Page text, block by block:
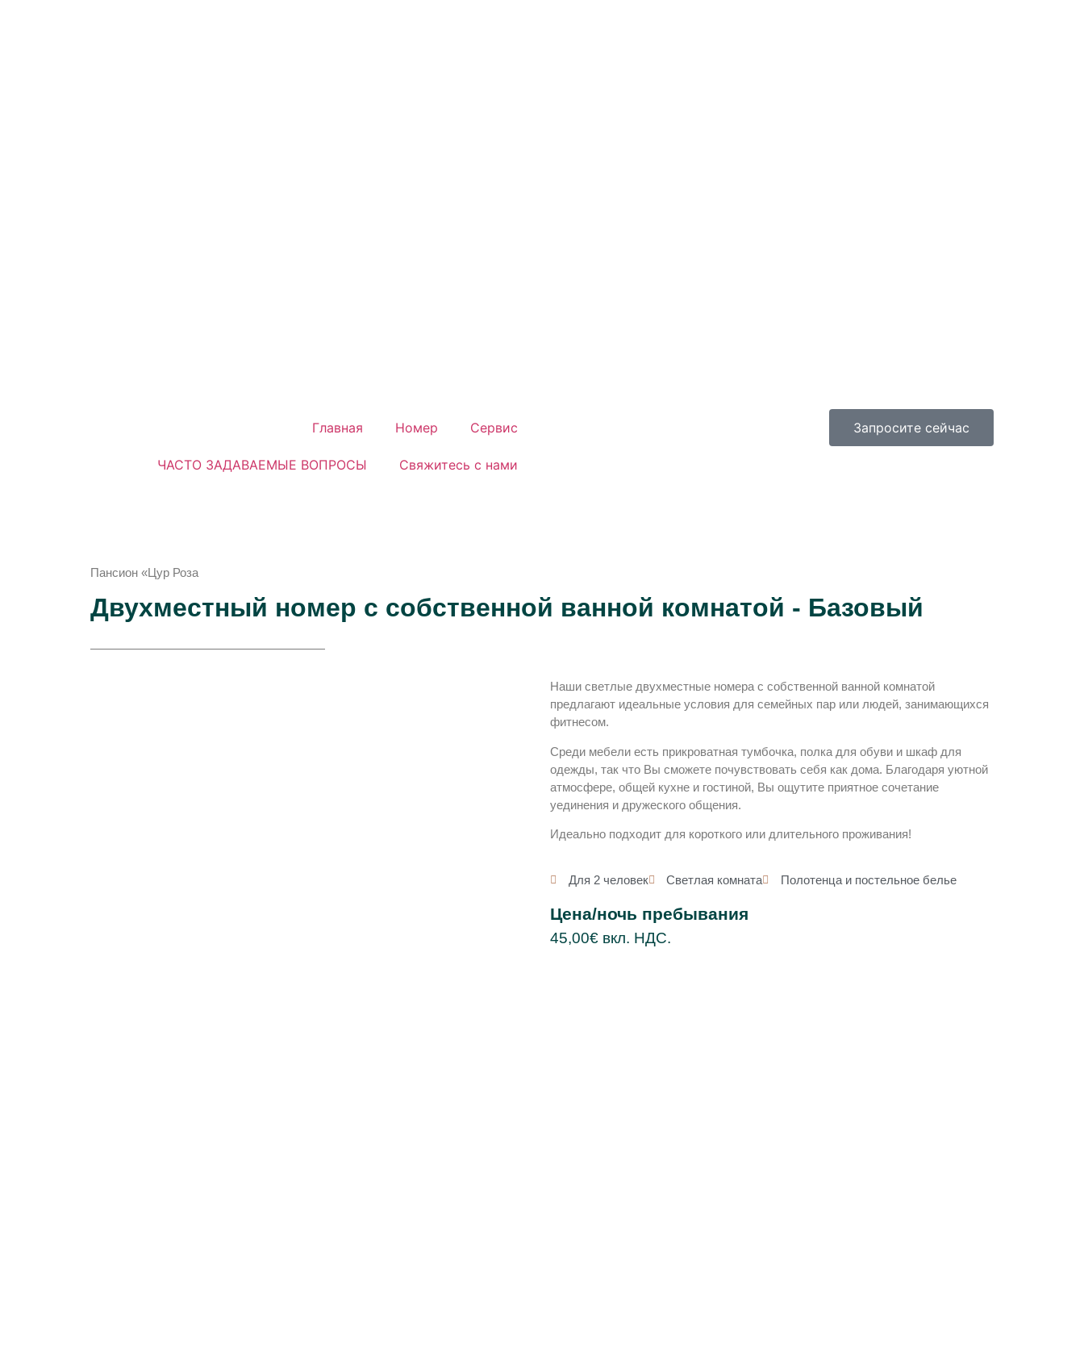
Главная Номер Сервис
ЧАСТО ЗАДАВАЕМЫЕ ВОПРОСЫ Свяжитесь с нами
Запросите сейчас
Пансион «Цур Роза
Двухместный номер с собственной ванной комнатой - Базовый
Наши светлые двухместные номера с собственной ванной комнатой
предлагают идеальные условия для семейных пар или людей, занимающихся
фитнесом.
Среди мебели есть прикроватная тумбочка, полка для обуви и шкаф для
одежды, так что Вы сможете почувствовать себя как дома. Благодаря уютной
атмосфере, общей кухне и гостиной, Вы ощутите приятное сочетание
уединения и дружеского общения.
Идеально подходит для короткого или длительного проживания!
Для 2 человек Светлая комната Полотенца и постельное белье
Цена/ночь пребывания
45,00€ вкл. НДС.